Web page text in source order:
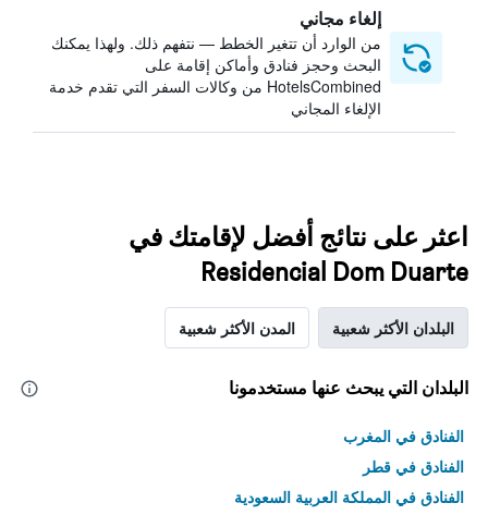
إلغاء مجاني
من الوارد أن تتغير الخطط — نتفهم ذلك. ولهذا يمكنك
البحث وحجز فنادق وأماكن إقامة على
HotelsCombined من وكالات السفر التي تقدم خدمة
الإلغاء المجاني
اعثر على نتائج أفضل لإقامتك في
Residencial Dom Duarte
البلدان الأكثر شعبية المدن الأكثر شعبية
البلدان التي يبحث عنها مستخدمونا
الفنادق في المغرب
الفنادق في قطر
الفنادق في المملكة العربية السعودية